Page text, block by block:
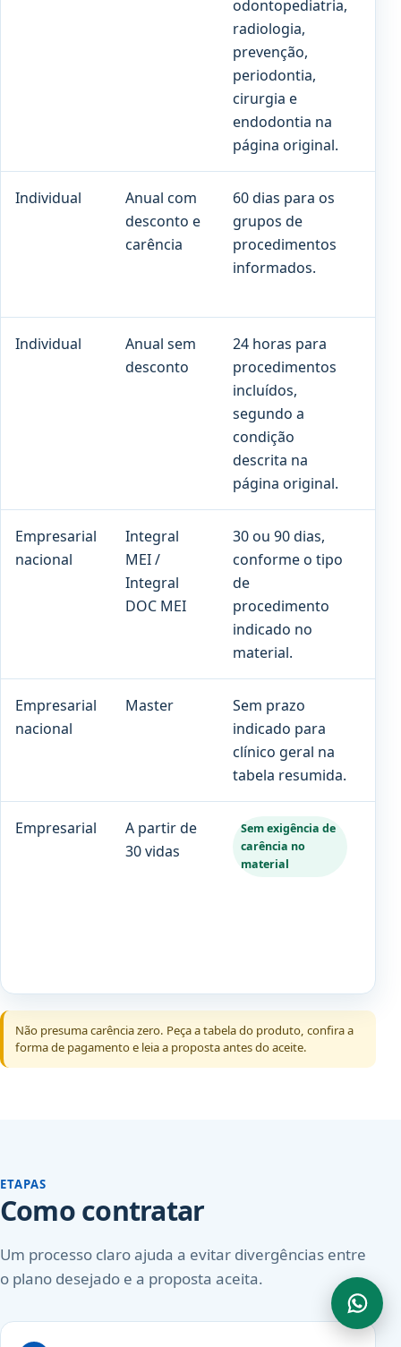
odontopediatria,
radiologia,
prevenção,
periodontia,
cirurgia e
endodontia na
página original.
Individual
Anual com
desconto e
carência
60 dias para os
grupos de
procedimentos
informados.
Individual
Anual sem
desconto
24 horas para
procedimentos
incluídos,
segundo a
condição
descrita na
página original.
Empresarial
nacional
Integral
MEI /
Integral
DOC MEI
30 ou 90 dias,
conforme o tipo
de
procedimento
indicado no
material.
Empresarial
nacional
Master
Sem prazo
indicado para
clínico geral na
tabela resumida.
Empresarial
A partir de
30 vidas
Sem exigência de
carência no
material
Não presuma carência zero. Peça a tabela do produto, confira a
forma de pagamento e leia a proposta antes do aceite.
ETAPAS
Como contratar
Um processo claro ajuda a evitar divergências entre
o plano desejado e a proposta aceita.